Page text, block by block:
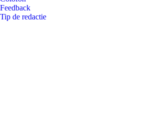
Feedback
Tip de redactie